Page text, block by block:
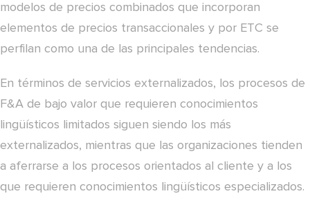
modelos de precios combinados que incorporan
elementos de precios transaccionales y por ETC se
perfilan como una de las principales tendencias.
En términos de servicios externalizados, los procesos de
F&A de bajo valor que requieren conocimientos
lingüísticos limitados siguen siendo los más
externalizados, mientras que las organizaciones tienden
a aferrarse a los procesos orientados al cliente y a los
que requieren conocimientos lingüísticos especializados.